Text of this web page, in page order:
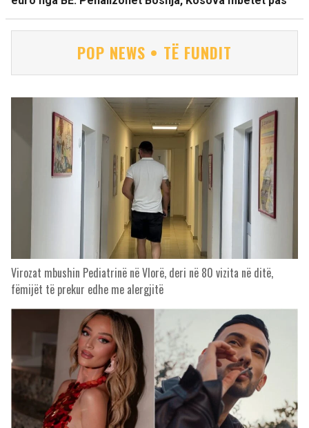
POP NEWS • TË FUNDIT
Virozat mbushin Pediatrinë në Vlorë, deri në 80 vizita në ditë,
fëmijët të prekur edhe me alergjitë